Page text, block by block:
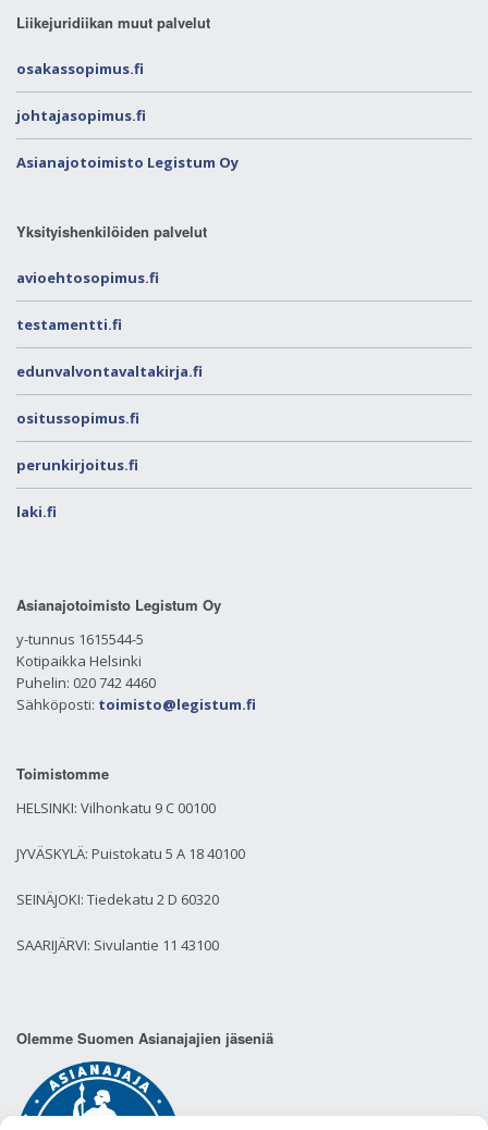
Liikejuridiikan muut palvelut
osakassopimus.fi
johtajasopimus.fi
Asianajotoimisto Legistum Oy
Yksityishenkilöiden palvelut
avioehtosopimus.fi
testamentti.fi
edunvalvontavaltakirja.fi
ositussopimus.fi
perunkirjoitus.fi
laki.fi
Asianajotoimisto Legistum Oy
y-tunnus 1615544-5
Kotipaikka Helsinki
Puhelin: 020 742 4460
Sähköposti: toimisto@legistum.fi
Toimistomme
HELSINKI: Vilhonkatu 9 C 00100
JYVÄSKYLÄ: Puistokatu 5 A 18 40100
SEINÄJOKI: Tiedekatu 2 D 60320
SAARIJÄRVI: Sivulantie 11 43100
Olemme Suomen Asianajajien jäseniä